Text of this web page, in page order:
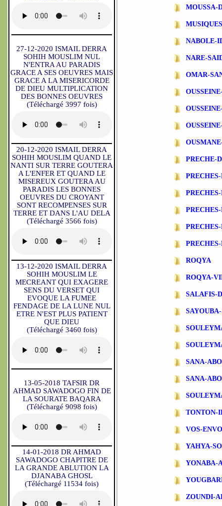
27-12-2020 ISMAIL DERRA
SOHIH MOUSLIM NUL
N'ENTRA AU PARADIS
GRACE A SES OEUVRES MAIS
GRACE A LA MISERICORDE
DE DIEU MULTIPLICATION
DES BONNES OEUVRES
(Téléchargé 3997 fois)
20-12-2020 ISMAIL DERRA
SOHIH MOUSLIM QUAND LE
NANTI SUR TERRE GOUTERA
A L'ENFER ET QUAND LE
MISEREUX GOUTERA AU
PARADIS LES BONNES
OEUVRES DU CROYANT
SONT RECOMPENSES SUR
TERRE ET DANS L'AU DELA
(Téléchargé 3566 fois)
13-12-2020 ISMAIL DERRA
SOHIH MOUSLIM LE
MECREANT QUI EXAGERE
SENS DU VERSET QUI
EVOQUE LA FUMEE
FENDAGE DE LA LUNE NUL
ETRE N'EST PLUS PATIENT
QUE DIEU
(Téléchargé 3460 fois)
13-05-2018 TAFSIR DR
AHMAD SAWADOGO FIN DE
LA SOURATE BAQARA
(Téléchargé 9098 fois)
14-01-2018 DR AHMAD
SAWADOGO CHAPITRE DE
LA GRANDE ABLUTION LA
DJANABA GHOSL
(Téléchargé 11534 fois)
MOUSSA-
NABOLE-
NARE-
OMAR-
PRECHE-
ROQYA
ROQYA-
SALAFIS-
SANA-
SANA-
TONTON-
VOS-
YAHYA-
YONABA-
ZOUNDI-